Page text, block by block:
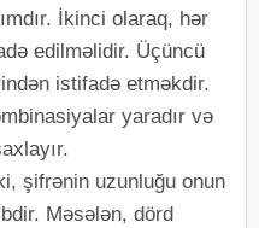
İkinci olaraq, hər
edilməlidir. Üçüncü
istifadə etməkdir.
yaradır və
şifrənin uzunluğu onun
Məsələn, dörd